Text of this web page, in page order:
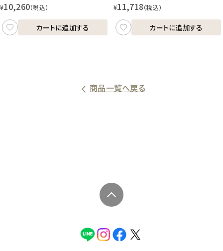
¥10,260（税込）
カートに追加する
¥11,718（税込）
カートに追加する
商品一覧へ戻る